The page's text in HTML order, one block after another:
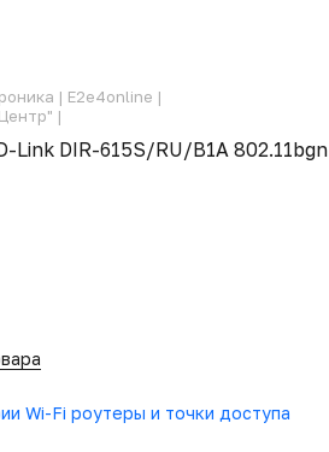
| E2e4online |
|
DIR-615S/RU/B1A 802.11bgn
Wi-Fi роутеры и точки доступа